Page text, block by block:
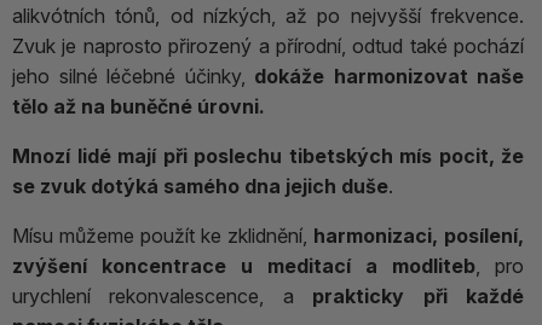
alikvótních tónů, od nízkých, až po nejvyšší frekvence.
Zvuk je naprosto přirozený a přírodní, odtud také pochází
jeho silné léčebné účinky, dokáže harmonizovat naše
tělo až na buněčné úrovni.
Mnozí lidé mají při poslechu tibetských mís pocit, že
se zvuk dotýká samého dna jejich duše.
Mísu můžeme použít ke zklidnění, harmonizaci, posílení,
zvýšení koncentrace u meditací a modliteb, pro
urychlení rekonvalescence, a prakticky při každé